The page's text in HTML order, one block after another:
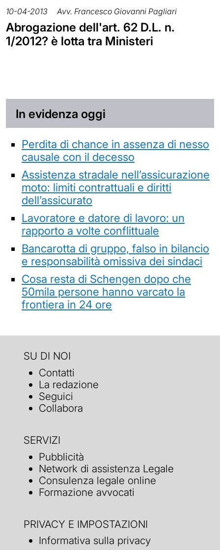
10-04-2013 Avv. Francesco Giovanni Pagliari
Abrogazione dell'art. 62 D.L. n.
1/2012? è lotta tra Ministeri
In evidenza oggi
Perdita di chance in assenza di nesso
causale con il decesso
Assistenza stradale nell’assicurazione
moto: limiti contrattuali e diritti
dell’assicurato
Lavoratore e datore di lavoro: un
rapporto a volte conflittuale
Bancarotta di gruppo, falso in bilancio
e responsabilità omissiva dei sindaci
Cosa resta di Schengen dopo che
50mila persone hanno varcato la
frontiera in 24 ore
SU DI NOI
Contatti
La redazione
Seguici
Collabora
SERVIZI
Pubblicità
Network di assistenza Legale
Consulenza legale online
Formazione avvocati
PRIVACY E IMPOSTAZIONI
Informativa sulla privacy